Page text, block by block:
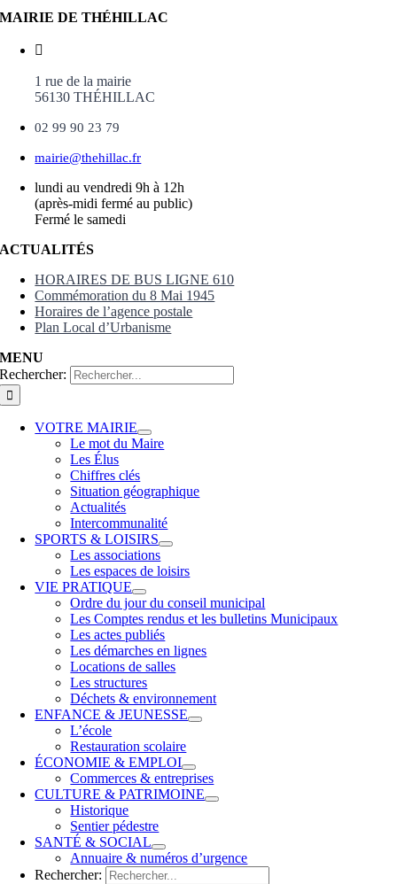
MAIRIE DE THÉHILLAC
1 rue de la mairie
56130 THÉHILLAC
02 99 90 23 79
mairie@thehillac.fr
lundi au vendredi 9h à 12h
(après-midi fermé au public)
Fermé le samedi
ACTUALITÉS
HORAIRES DE BUS LIGNE 610
Commémoration du 8 Mai 1945
Horaires de l’agence postale
Plan Local d’Urbanisme
MENU
Rechercher:
VOTRE MAIRIE
Le mot du Maire
Les Élus
Chiffres clés
Situation géographique
Actualités
Intercommunalité
SPORTS & LOISIRS
Les associations
Les espaces de loisirs
VIE PRATIQUE
Ordre du jour du conseil municipal
Les Comptes rendus et les bulletins Municipaux
Les actes publiés
Les démarches en lignes
Locations de salles
Les structures
Déchets & environnement
ENFANCE & JEUNESSE
L’école
Restauration scolaire
ÉCONOMIE & EMPLOI
Commerces & entreprises
CULTURE & PATRIMOINE
Historique
Sentier pédestre
SANTÉ & SOCIAL
Annuaire & numéros d’urgence
Rechercher: